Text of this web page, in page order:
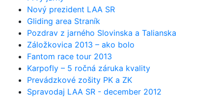
Nový prezident LAA SR
Gliding area Straník
Pozdrav z jarného Slovinska a Talianska
Záložkovica 2013 – ako bolo
Fantom race tour 2013
Karpofly – 5 ročná záruka kvality
Prevádzkové zošity PK a ZK
Spravodaj LAA SR - december 2012